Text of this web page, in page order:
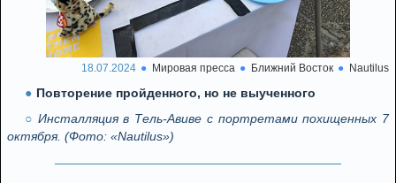
18.07.2024 Мировая пресса Ближний Восток Nautilus
Повторение пройденного, но не выученного
Инсталляция в Тель-Авиве с портретами похищенных 7
октября. (Фото: «Nautilus»)